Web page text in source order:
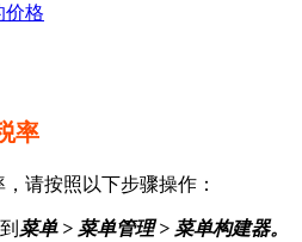
价格
率
请按照以下步骤操作：
菜单 > 菜单管理 > 菜单构建器。